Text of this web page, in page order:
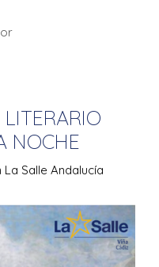
NOCHE
Salle Andalucía